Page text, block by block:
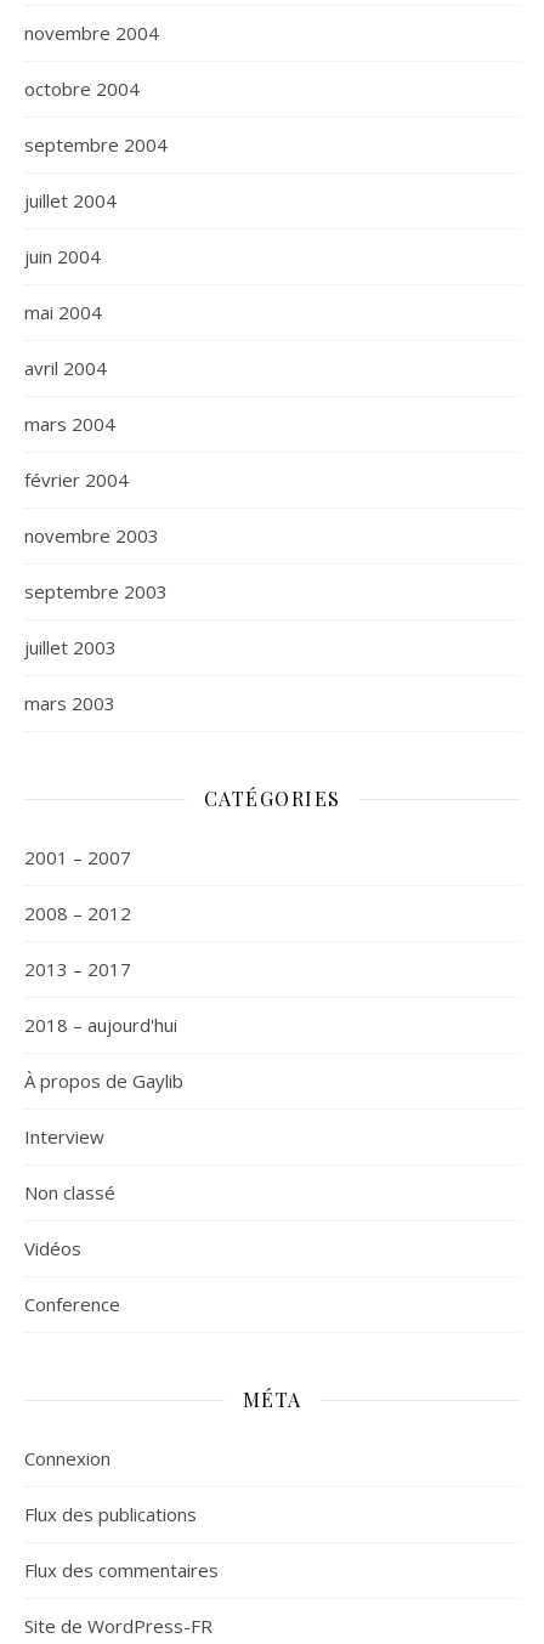
novembre 2004
octobre 2004
septembre 2004
juillet 2004
juin 2004
mai 2004
avril 2004
mars 2004
février 2004
novembre 2003
septembre 2003
juillet 2003
mars 2003
CATÉGORIES
2001 – 2007
2008 – 2012
2013 – 2017
2018 – aujourd'hui
À propos de Gaylib
Interview
Non classé
Vidéos
Сonference
MÉTA
Connexion
Flux des publications
Flux des commentaires
Site de WordPress-FR